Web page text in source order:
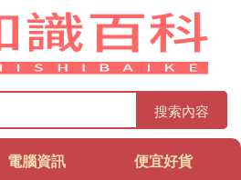
搜索內容
電腦資訊 便宜好貨